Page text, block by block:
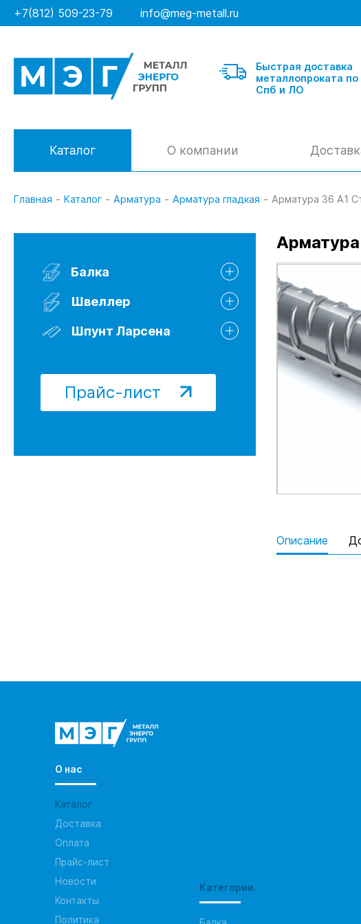
+7(812) 509-23-79 info@meg-metall.ru
Быстрая доставка
металлопроката по
Спб и ЛО
Каталог
Швеллер гнутый
Швеллер горячекатанный
Шпунт Ларсена Л5-УМ
О компании
Главная - Каталог - Арматура - Арматура гладкая - Арматура 36 А1
Балка
Швеллер
Шпунт Ларсена
Прайс-лист
Арматура
Описание
О нас
Каталог
Доставка
Оплата
Прайс-лист
Новости
Контакты
Политика
Категории